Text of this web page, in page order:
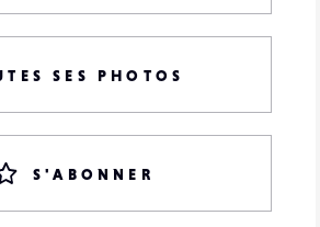
SES PHOTOS
S'ABONNER